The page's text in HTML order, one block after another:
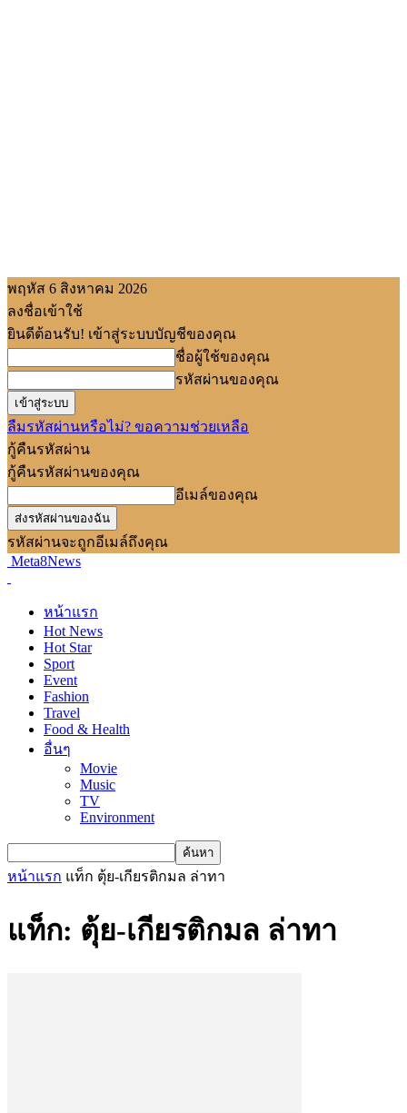
พฤหัส 6 สิงหาคม 2026
ลงชื่อเข้าใช้
ยินดีต้อนรับ! เข้าสู่ระบบบัญชีของคุณ
ชื่อผู้ใช้ของคุณ
รหัสผ่านของคุณ
ลืมรหัสผ่านหรือไม่? ขอความช่วยเหลือ
กู้คืนรหัสผ่าน
กู้คืนรหัสผ่านของคุณ
อีเมล์ของคุณ
รหัสผ่านจะถูกอีเมล์ถึงคุณ
Meta8News
หน้าแรก
Hot News
Hot Star
Sport
Event
Fashion
Travel
Food & Health
อื่นๆ
Movie
Music
TV
Environment
หน้าแรก แท็ก ตุ้ย-เกียรติกมล ล่าทา
แท็ก: ตุ้ย-เกียรติกมล ล่าทา